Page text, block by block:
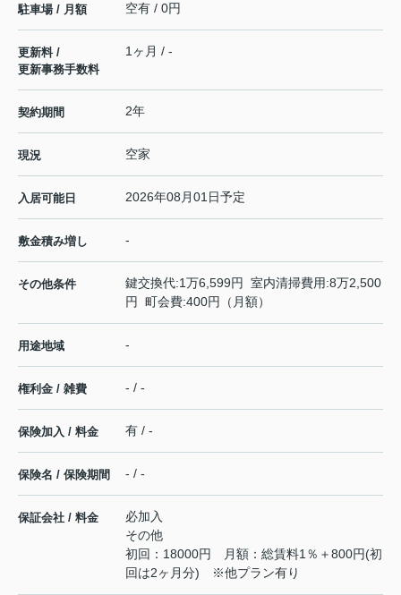
駐車場 / 月額 空有 / 0円
更新料 /
更新事務手数料
1ヶ月 / -
契約期間 2年
現況 空家
入居可能日 2026年08月01日予定
敷金積み増し -
その他条件
鍵交換代:1万6,599円 室内清掃費用:8万2,500
円 町会費:400円（月額）
用途地域 -
権利金 / 雑費 - / -
保険加入 / 料金 有 / -
保険名 / 保険期間 - / -
保証会社 / 料金
必加入
その他
初回：18000円 月額：総賃料1％＋800円(初
回は2ヶ月分) ※他プラン有り